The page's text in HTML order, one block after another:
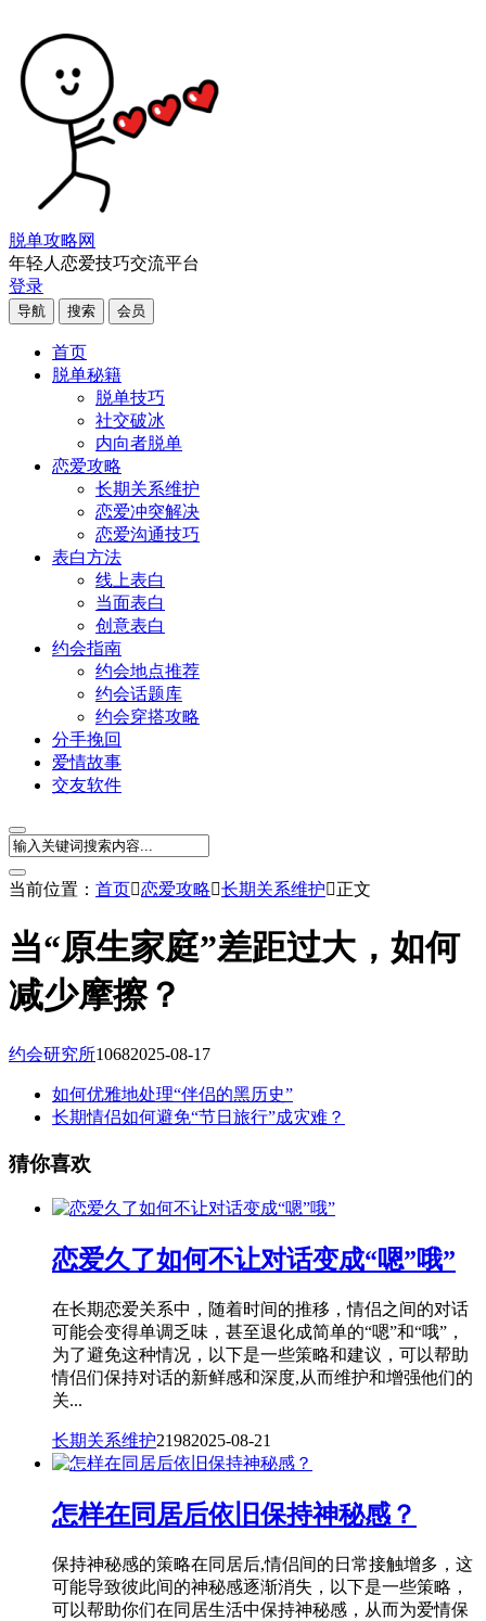
脱单攻略网
年轻人恋爱技巧交流平台
登录
导航 搜索 会员
首页
脱单秘籍
脱单技巧
社交破冰
内向者脱单
恋爱攻略
长期关系维护
恋爱冲突解决
恋爱沟通技巧
表白方法
线上表白
当面表白
创意表白
约会指南
约会地点推荐
约会话题库
约会穿搭攻略
分手挽回
爱情故事
交友软件
当前位置： 首页恋爱攻略长期关系维护正文
当“原生家庭”差距过大，如何
减少摩擦？
约会研究所10682025-08-17
如何优雅地处理“伴侣的黑历史”
长期情侣如何避免“节日旅行”成灾难？
猜你喜欢
恋爱久了如何不让对话变成“嗯”哦”
在长期恋爱关系中，随着时间的推移，情侣之间的对话
可能会变得单调乏味，甚至退化成简单的“嗯”和“哦”，
为了避免这种情况，以下是一些策略和建议，可以帮助
情侣们保持对话的新鲜感和深度,从而维护和增强他们的
关...
长期关系维护21982025-08-21
怎样在同居后依旧保持神秘感？
保持神秘感的策略在同居后,情侣间的日常接触增多，这
可能导致彼此间的神秘感逐渐消失，以下是一些策略，
可以帮助你们在同居生活中保持神秘感，从而为爱情保